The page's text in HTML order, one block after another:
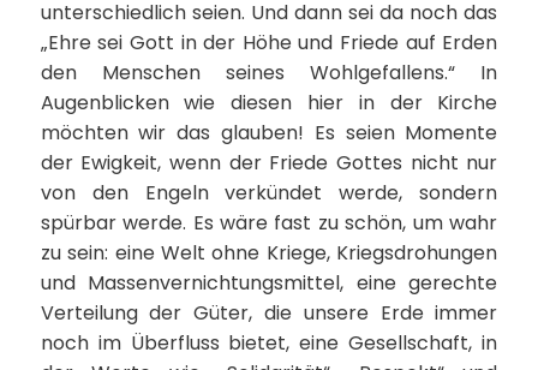
unterschiedlich seien. Und dann sei da noch das
„Ehre sei Gott in der Höhe und Friede auf Erden
den Menschen seines Wohlgefallens.“ In
Augenblicken wie diesen hier in der Kirche
möchten wir das glauben! Es seien Momente
der Ewigkeit, wenn der Friede Gottes nicht nur
von den Engeln verkündet werde, sondern
spürbar werde. Es wäre fast zu schön, um wahr
zu sein: eine Welt ohne Kriege, Kriegsdrohungen
und Massenvernichtungsmittel, eine gerechte
Verteilung der Güter, die unsere Erde immer
noch im Überfluss bietet, eine Gesellschaft, in